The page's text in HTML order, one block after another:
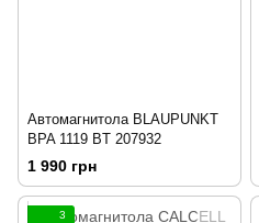
Автомагнитола BLAUPUNKT
BPA 1119 BT 207932
1 990 грн
3